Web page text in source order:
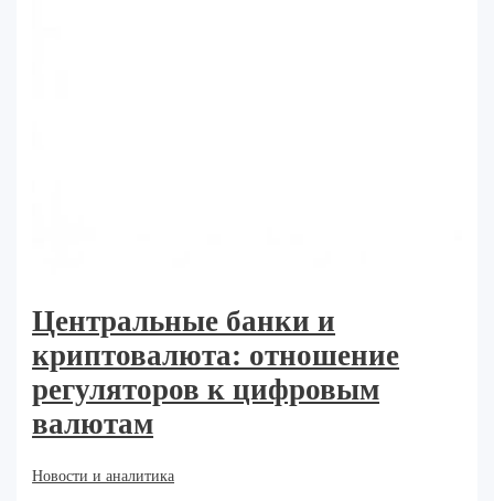
Центральные банки и
криптовалюта: отношение
регуляторов к цифровым
валютам
Новости и аналитика